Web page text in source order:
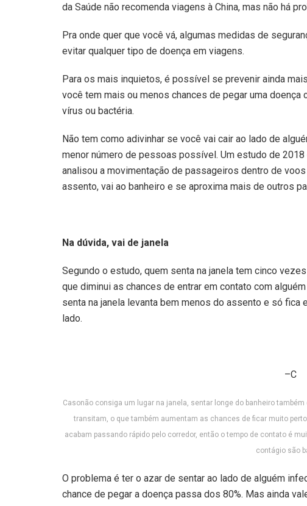
da Saúde não recomenda viagens à China, mas não há
Pra onde quer que você vá, algumas medidas de
evitar qualquer tipo de doença em viagens.
Para os mais inquietos, é possível se prevenir ainda
você tem mais ou menos chances de pegar uma
vírus ou bactéria.
Não tem como adivinhar se você vai cair ao lado de
menor número de pessoas possível. Um estudo de
analisou a movimentação de passageiros dentro de
assento, vai ao banheiro e se aproxima mais de outros
Na dúvida, vai de janela
Segundo o estudo, quem senta na janela tem cinco
que diminui as chances de entrar em contato com
senta na janela levanta bem menos do assento e só
lado.
–C
Casonão consiga um lugar na janela, sentar longe do banheiro
transitam, o que também aumentam as chances de ficar muito
acabam passando rápido pelo corredor, então o tempo de contato é
contágio são
O problema é ter o azar de sentar ao lado de alguém
chance de pegar a doença passa dos 80%. Mas ainda